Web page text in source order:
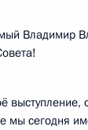
Владимир
мы сегодня